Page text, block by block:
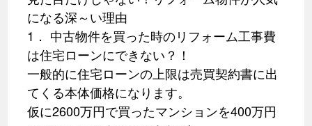
になる深～い理由
1． 中古物件を買った時のリフォーム工事費
は住宅ローンにできない？！
一般的に住宅ローンの上限は売買契約書に出
てくる本体価格になります。
仮に2600万円で買ったマンションを400万円